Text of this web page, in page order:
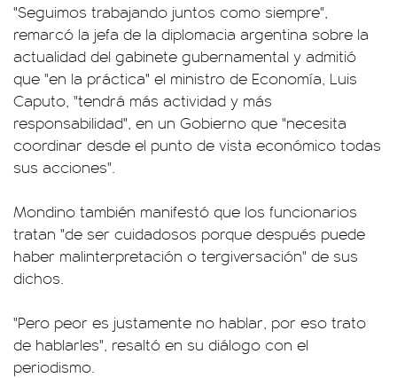
"Seguimos trabajando juntos como siempre",
remarcó la jefa de la diplomacia argentina sobre la
actualidad del gabinete gubernamental y admitió
que "en la práctica" el ministro de Economía, Luis
Caputo, "tendrá más actividad y más
responsabilidad", en un Gobierno que "necesita
coordinar desde el punto de vista económico todas
sus acciones".
Mondino también manifestó que los funcionarios
tratan "de ser cuidadosos porque después puede
haber malinterpretación o tergiversación" de sus
dichos.
"Pero peor es justamente no hablar, por eso trato
de hablarles", resaltó en su diálogo con el
periodismo.